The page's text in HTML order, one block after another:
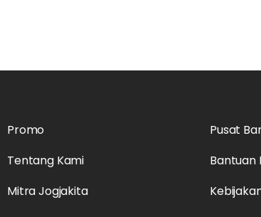
Promo
Tentang Kami
Mitra Jogjakita
Pusat
Bantuan